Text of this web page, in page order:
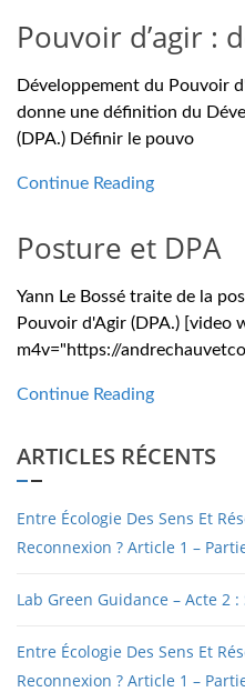
Pouvoir d’agir :
Développement du Pouvoir
donne une définition du
(DPA.) Définir le pouvo
Continue Reading
Posture et DPA
Yann Le Bossé traite de la
Pouvoir d'Agir (DPA.)
m4v="https://
Continue Reading
ARTICLES RÉCENTS
Entre Écologie Des Sens Et
Reconnexion ? Article 1 –
Lab Green Guidance – Acte 2 :
Entre Écologie Des Sens Et
Reconnexion ? Article 1 –